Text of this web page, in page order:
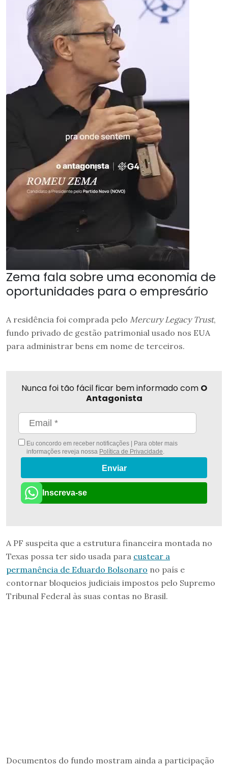
Zema fala sobre uma economia de
oportunidades para o empresário
A residência foi comprada pelo Mercury Legacy Trust,
fundo privado de gestão patrimonial usado nos EUA
para administrar bens em nome de terceiros.
Nunca foi tão fácil ficar bem informado com O
Antagonista
Eu concordo em receber notificações | Para obter mais
informações reveja nossa Política de Privacidade.
Enviar
Inscreva-se
A PF suspeita que a estrutura financeira montada no
Texas possa ter sido usada para custear a
permanência de Eduardo Bolsonaro no país e
contornar bloqueios judiciais impostos pelo Supremo
Tribunal Federal às suas contas no Brasil.
Documentos do fundo mostram ainda a participação